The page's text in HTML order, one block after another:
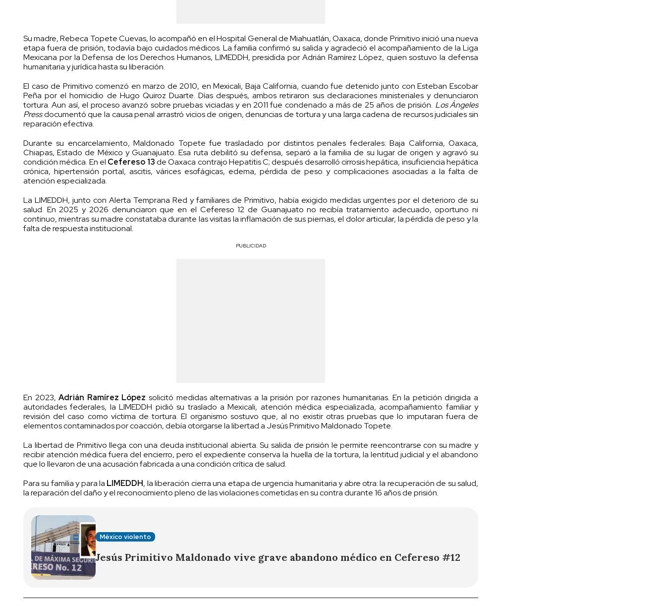
Su madre, Rebeca Topete Cuevas, lo acompañó en el Hospital General de Miahuatlán, Oaxaca, donde Primitivo inició una nueva
etapa fuera de prisión, todavía bajo cuidados médicos. La familia confirmó su salida y agradeció el acompañamiento de la Liga
Mexicana por la Defensa de los Derechos Humanos, LIMEDDH, presidida por Adrián Ramírez López, quien sostuvo la defensa
humanitaria y jurídica hasta su liberación.
El caso de Primitivo comenzó en marzo de 2010, en Mexicali, Baja California, cuando fue detenido junto con Esteban Escobar
Peña por el homicidio de Hugo Quiroz Duarte. Días después, ambos retiraron sus declaraciones ministeriales y denunciaron
tortura. Aun así, el proceso avanzó sobre pruebas viciadas y en 2011 fue condenado a más de 25 años de prisión. Los Ángeles
Pressdocumentó que la causa penal arrastró vicios de origen, denuncias de tortura y una larga cadena de recursos judiciales sin
reparación efectiva.
Durante su encarcelamiento, Maldonado Topete fue trasladado por distintos penales federales: Baja California, Oaxaca,
Chiapas, Estado de México y Guanajuato. Esa ruta debilitó su defensa, separó a la familia de su lugar de origen y agravó su
condición médica. En el Cefereso 13de Oaxaca contrajo Hepatitis C; después desarrolló cirrosis hepática, insuficiencia hepática
crónica, hipertensión portal, ascitis, várices esofágicas, edema, pérdida de peso y complicaciones asociadas a la falta de
atención especializada.
La LIMEDDH, junto con Alerta Temprana Red y familiares de Primitivo, había exigido medidas urgentes por el deterioro de su
salud. En 2025 y 2026 denunciaron que en el Cefereso 12 de Guanajuato no recibía tratamiento adecuado, oportuno ni
continuo, mientras su madre constataba durante las visitas la inflamación de sus piernas, el dolor articular, la pérdida de peso y la
falta de respuesta institucional.
PUBLICIDAD
En 2023,Adrián Ramírez López solicitó medidas alternativas a la prisión por razones humanitarias. En la petición dirigida a
autoridades federales, la LIMEDDH pidió su traslado a Mexicali, atención médica especializada, acompañamiento familiar y
revisión del caso como víctima de tortura. El organismo sostuvo que, al no existir otras pruebas que lo imputaran fuera de
elementos contaminados por coacción, debía otorgarse la libertad a Jesús Primitivo Maldonado Topete.
La libertad de Primitivo llega con una deuda institucional abierta. Su salida de prisión le permite reencontrarse con su madre y
recibir atención médica fuera del encierro, pero el expediente conserva la huella de la tortura, la lentitud judicial y el abandono
que lo llevaron de una acusación fabricada a una condición crítica de salud.
Para su familia y para la LIMEDDH, la liberación cierra una etapa de urgencia humanitaria y abre otra: la recuperación de su salud,
la reparación del daño y el reconocimiento pleno de las violaciones cometidas en su contra durante 16 años de prisión.
México violento
Jesús Primitivo Maldonado vive grave abandono médico en Cefereso #12